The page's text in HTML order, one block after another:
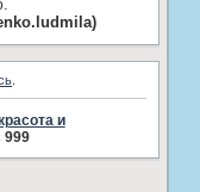
и
999